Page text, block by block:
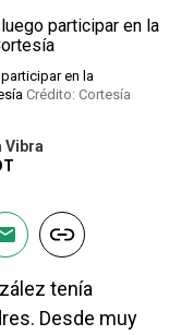
en la
Crédito: Cortesía
Vibra
tenía
Desde muy